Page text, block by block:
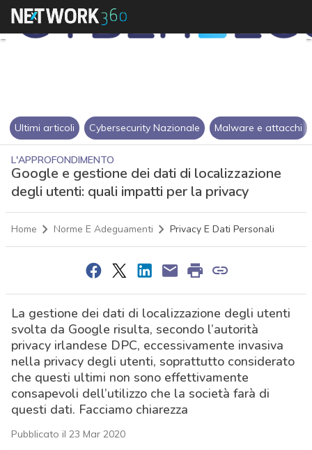
Ultimi articoli Cybersecurity Nazionale Malware e attacchi
L'APPROFONDIMENTO
Google e gestione dei dati di localizzazione
degli utenti: quali impatti per la privacy
Home Norme E Adeguamenti Privacy E Dati Personali
La gestione dei dati di localizzazione degli utenti
svolta da Google risulta, secondo l’autorità
privacy irlandese DPC, eccessivamente invasiva
nella privacy degli utenti, soprattutto considerato
che questi ultimi non sono effettivamente
consapevoli dell’utilizzo che la società farà di
questi dati. Facciamo chiarezza
Pubblicato il 23 Mar 2020